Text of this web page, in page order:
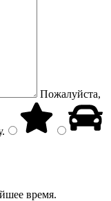
Пожалуйста,
.
время.